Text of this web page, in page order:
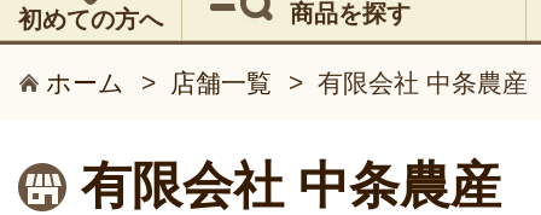
初めての方へ 商品を探す
ホーム > 店舗一覧 > 有限会社 中条農産
有限会社 中条農産